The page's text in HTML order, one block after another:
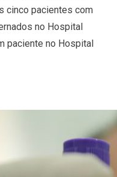
cinco pacientes com
no Hospital
paciente no Hospital